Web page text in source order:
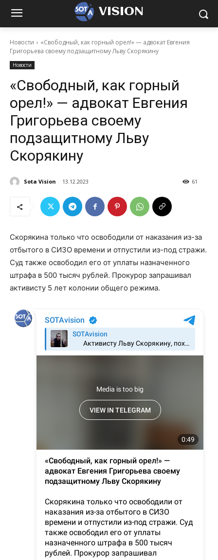
VISION
Новости
«Свободный, как горный орел!» — адвокат Евгения
Григорьева своему подзащитному Льву Скорякину
Новости
«Свободный, как горный
орел!» — адвокат Евгения
Григорьева своему
подзащитному Льву
Скорякину
Sota Vision 13.12.2023 61
Скорякина только что освободили от наказания из-за
отбытого в СИЗО времени и отпустили из-под стражи.
Суд также освободил его от уплаты назначенного
штрафа в 500 тысяч рублей. Прокурор запрашивал
активисту 5 лет колонии общего режима.